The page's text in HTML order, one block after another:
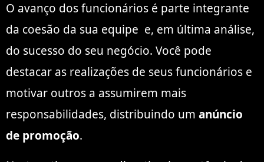
O avanço dos funcionários é parte integrante
da coesão da sua equipe e, em última análise,
do sucesso do seu negócio. Você pode
destacar as realizações de seus funcionários e
motivar outros a assumirem mais
responsabilidades, distribuindo um anúncio
de promoção.